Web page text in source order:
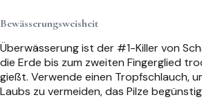
Bewässerungsweisheit
Überwässerung ist der #1-Killer von
die Erde bis zum zweiten Fingerglied
gießt. Verwende einen Tropfschlauch,
Laubs zu vermeiden, das Pilze